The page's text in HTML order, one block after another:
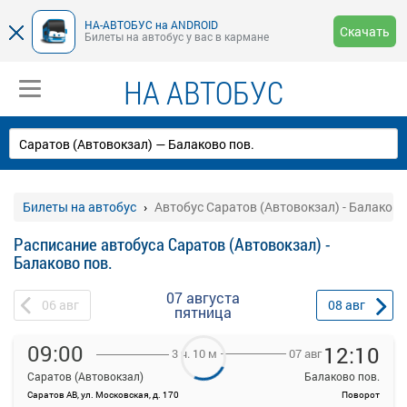
НА-АВТОБУС на ANDROID
Билеты на автобус у вас в кармане
Скачать
НА АВТОБУС
Билеты на автобус Автобус Саратов (Автовокзал) -
Расписание автобуса Саратов (Автовокзал) -
Балаково пов.
06 авг 07 августа
пятница 08 авг
09:00
Саратов (Автовокзал)
Саратов АВ, ул. Московская, д. 170
3 ч. 10 м 07 авг 12:10
Балаково пов.
Поворот
На данной странице вы можете ознакомиться с расписанием и